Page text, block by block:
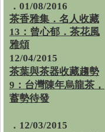
．01/08/2016
茶香雅集 ． 名人收藏
13：曾心郁．茶花風
雅頌
12/04/2015
茶葉與茶器收藏趨勢
9：台灣陳年烏龍茶，
蓄勢待發
．12/03/2015